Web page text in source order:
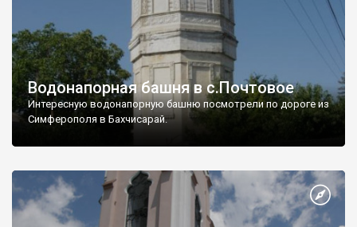
Водонапорная башня в с.Почтовое
Интересную водонапорную башню посмотрели по дороге из
Симферополя в Бахчисарай.